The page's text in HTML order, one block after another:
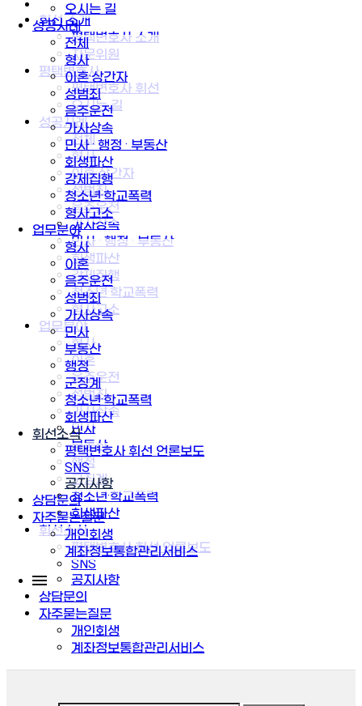
오시는 길
성공사례
전체
형사
이혼·상간자
성범죄
음주운전
가사상속
민사 · 행정 · 부동산
회생파산
강제집행
청소년·학교폭력
형사고소
업무분야
형사
이혼
음주운전
성범죄
가사상속
민사
부동산
행정
군징계
청소년·학교폭력
회생파산
휘선소식
평택변호사 휘선 언론보도
SNS
공지사항
상담문의
자주묻는질문
개인회생
계좌정보통합관리서비스
휘선 소개
평택변호사 소개
자문위원
평택변호사
평택변호사 휘선
오시는 길
성공사례
전체
형사
이혼·상간자
성범죄
음주운전
가사상속
민사 · 행정 · 부동산
회생파산
강제집행
청소년·학교폭력
형사고소
업무분야
형사
이혼
음주운전
성범죄
가사상속
민사
부동산
행정
군징계
청소년·학교폭력
회생파산
휘선소식
평택변호사 휘선 언론보도
SNS
공지사항
상담문의
자주묻는질문
개인회생
계좌정보통합관리서비스